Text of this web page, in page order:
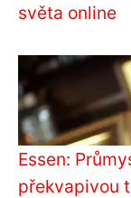
světa online
Essen:
překvapivou